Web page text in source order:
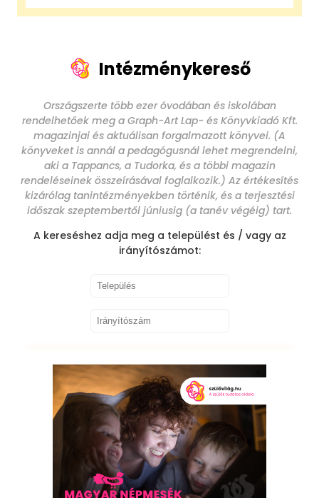
Intézménykereső
Országszerte több ezer óvodában és iskolában
rendelhetőek meg a Graph-Art Lap- és Könyvkiadó Kft.
magazinjai és aktuálisan forgalmazott könyvei. (A
könyveket is annál a pedagógusnál lehet megrendelni,
aki a Tappancs, a Tudorka, és a többi magazin
rendeléseinek összeírásával foglalkozik.) Az értékesítés
kizárólag tanintézményekben történik, és a terjesztési
időszak szeptembertől júniusig (a tanév végéig) tart.
A kereséshez adja meg a települést és / vagy az
irányítószámot: